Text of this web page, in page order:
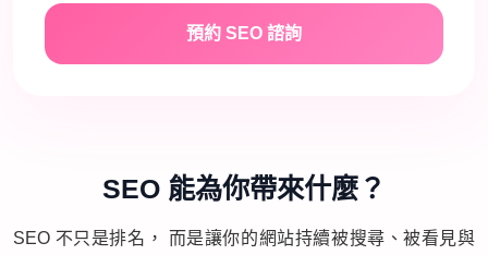
預約 SEO 諮詢
SEO 能為你帶來什麼？
SEO 不只是排名， 而是讓你的網站持續被搜尋、被看見與